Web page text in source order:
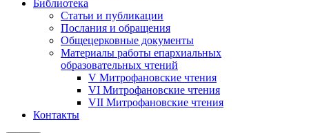
Библиотека
Статьи и публикации
Послания и обращения
Общецерковные документы
Материалы работы епархиальных
образовательных чтений
V Митрофановские чтения
VI Митрофановские чтения
VII Митрофановские чтения
Контакты